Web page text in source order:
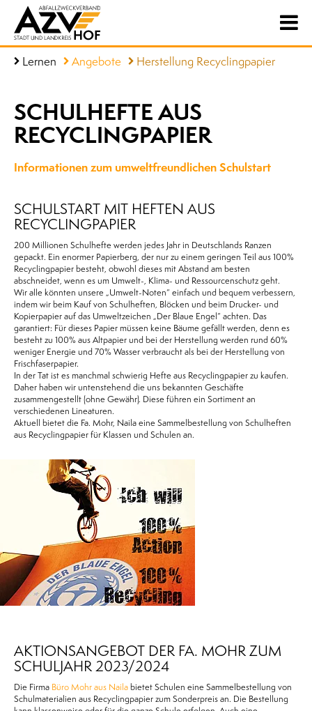
Lernen Angebote Herstellung Recyclingpapier
SCHULHEFTE AUS
RECYCLINGPAPIER
Informationen zum umweltfreundlichen Schulstart
SCHULSTART MIT HEFTEN AUS
RECYCLINGPAPIER
200 Millionen Schulhefte werden jedes Jahr in Deutschlands Ranzen
gepackt. Ein enormer Papierberg, der nur zu einem geringen Teil aus 100%
Recyclingpapier besteht, obwohl dieses mit Abstand am besten
abschneidet, wenn es um Umwelt-, Klima- und Ressourcenschutz geht.
Wir alle könnten unsere „Umwelt-Noten“ einfach und bequem verbessern,
indem wir beim Kauf von Schulheften, Blöcken und beim Drucker- und
Kopierpapier auf das Umweltzeichen „Der Blaue Engel“ achten. Das
garantiert: Für dieses Papier müssen keine Bäume gefällt werden, denn es
besteht zu 100% aus Altpapier und bei der Herstellung werden rund 60%
weniger Energie und 70% Wasser verbraucht als bei der Herstellung von
Frischfaserpapier.
In der Tat ist es manchmal schwierig Hefte aus Recyclingpapier zu kaufen.
Daher haben wir untenstehend die uns bekannten Geschäfte
zusammengestellt (ohne Gewähr). Diese führen ein Sortiment an
verschiedenen Lineaturen.
Aktuell bietet die Fa. Mohr, Naila eine Sammelbestellung von Schulheften
aus Recyclingpapier für Klassen und Schulen an.
AKTIONSANGEBOT DER FA. MOHR ZUM
SCHULJAHR 2023/2024
Die Firma Büro Mohr aus Naila bietet Schulen eine Sammelbestellung von
Schulmaterialien aus Recyclingpapier zum Sonderpreis an. Die Bestellung